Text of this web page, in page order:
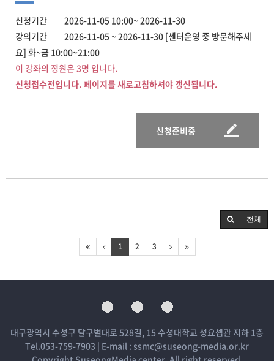
신청기간 2026-11-05 10:00~ 2026-11-30
강의기간 2026-11-05 ~ 2026-11-30 [센터운영 중 방문해주세
요] 화~금 10:00~21:00
이 강좌의 정원은 3명 입니다.
신청접수전입니다. 페이지를 새로고침하셔야 갱신됩니다.
신청준비중
전체
1 2 3
대구광역시 수성구 달구벌대로 528길, 15 수성대학교 성요셉관 지하 1층
Tel.053-759-7903 | E-mail : ssmc@suseong-media.or.kr